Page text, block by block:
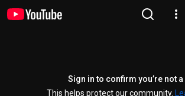
Sign in to confirm you’re not a
This helps protect our community.